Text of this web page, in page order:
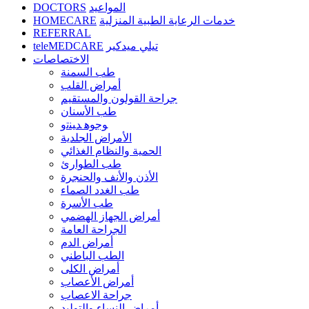
DOCTORS المواعيد
HOMECARE خدمات الرعاية الطبية المنزلية
REFERRAL
teleMEDCARE تيلي ميدكير
الاختصاصات
طب السمنة
أمراض القلب
جراحة القولون والمستقيم
طب الأسنان
ﻮﺟﻮﻫ ﺪﻴﻨﺗﻭ
الأمراض الجلدية
الحمية والنظام الغذائي
طب الطوارئ
الأذن والأنف والحنجرة
طب الغدد الصماء
طب الأسرة
أمراض الجهاز الهضمي
الجراحة العامة
أمراض الدم
الطب الباطني
أمراض الكلى
أمراض الأعصاب
جراحة الاعصاب